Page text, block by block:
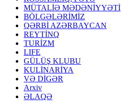
MÜTALİƏ MƏDƏNİYYƏTİ
BÖLGƏLƏRİMİZ
QƏRBİ AZƏRBAYCAN
REYTİNQ
TURİZM
LIFE
GÜLÜŞ KLUBU
KULİNARİYA
VƏ DİGƏR
Arxiv
ƏLAQƏ